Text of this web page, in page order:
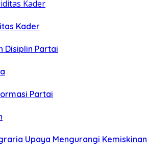
Kader
Disiplin Partai
Partai
Upaya Mengurangi Kemiskinan